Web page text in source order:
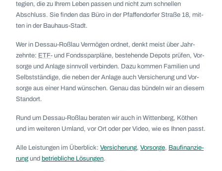
te­gien, die zu Ihrem Leben pas­sen und nicht zum schnel­len
Abschluss. Sie fin­den das Büro in der Pfaf­fen­dor­fer Straße 18, mit­
ten in der Bau­haus-Stadt.
Wer in Des­sau-Roß­lau Ver­mö­gen ord­net, denkt meist über Jahr­
zehnte: ETF- und Fonds­spar­pläne, bestehende Depots prü­fen, Vor­
sorge und Anlage sinn­voll ver­bin­den. Dazu kom­men Fami­lien und
Selbst­stän­dige, die neben der Anlage auch Ver­si­che­rung und Vor­
sorge aus einer Hand wün­schen. Genau das bün­deln wir an die­sem
Stand­ort.
Rund um Des­sau-Roß­lau bera­ten wir auch in Wit­ten­berg, Köthen
und im wei­te­ren Umland, vor Ort oder per Video, wie es Ihnen passt.
Alle Leis­tun­gen im Über­blick: Ver­si­che­rung, Vor­sorge, Bau­fi­nan­zie­
rung und betrieb­li­che Lösun­gen.